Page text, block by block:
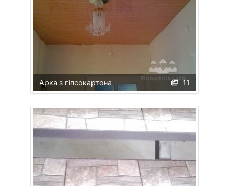
11
Арка з гіпсокартона